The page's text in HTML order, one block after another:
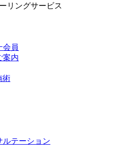
リングサービス
会員
案内
術
ルテーション